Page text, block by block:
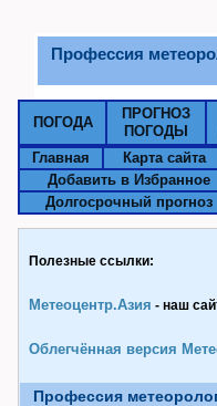
Профессия
ПОГОДА
ПРОГНОЗ
ПОГОДЫ
Главная Карта сайта
Добавить в Избранное
Долгосрочный прогноз
Полезные ссылки:
Метеоцентр.Азия - наш
Облегчённая версия
Профессия